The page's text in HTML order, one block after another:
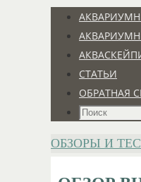
Перейти
содержимому
СТАТЬИ
ОБРАТНАЯ
Что
ГЛАВНАЯ
ОБЗОРЫ И